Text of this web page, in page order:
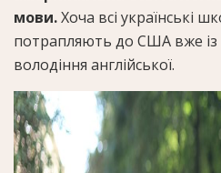
мови.Хоча всі українські
потрапляють до США вже із
володіння англійської.